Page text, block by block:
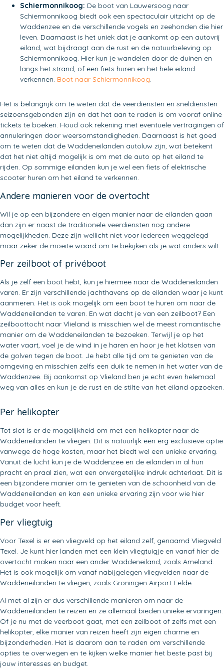
Schiermonnikoog: De boot van Lauwersoog naar
Schiermonnikoog biedt ook een spectaculair uitzicht op de
Waddenzee en de verschillende vogels en zeehonden die hier
leven. Daarnaast is het uniek dat je aankomt op een autovrij
eiland, wat bijdraagt aan de rust en de natuurbeleving op
Schiermonnikoog. Hier kun je wandelen door de duinen en
langs het strand, of een fiets huren en het hele eiland
verkennen. Boot naar Schiermonnikoog.
Het is belangrijk om te weten dat de veerdiensten en sneldiensten
seizoensgebonden zijn en dat het aan te raden is om vooraf online
tickets te boeken. Houd ook rekening met eventuele vertragingen of
annuleringen door weersomstandigheden. Daarnaast is het goed
om te weten dat de Waddeneilanden autoluw zijn, wat betekent
dat het niet altijd mogelijk is om met de auto op het eiland te
rijden. Op sommige eilanden kun je wel een fiets of elektrische
scooter huren om het eiland te verkennen.
Andere manieren voor de overtocht
Wil je op een bijzondere en eigen manier naar de eilanden gaan
dan zijn er naast de traditionele veerdiensten nog andere
mogelijkheden. Deze zijn wellicht niet voor iedereen weggelegd
maar zeker de moeite waard om te bekijken als je wat anders wilt.
Per zeilboot of privéboot
Als je zelf een boot hebt, kun je hiermee naar de Waddeneilanden
varen. Er zijn verschillende jachthavens op de eilanden waar je kunt
aanmeren. Het is ook mogelijk om een boot te huren om naar de
Waddeneilanden te varen. En wat dacht je van een zeilboot? Een
zeilboottocht naar Vlieland is misschien wel de meest romantische
manier om de Waddeneilanden te bezoeken. Terwijl je op het
water vaart, voel je de wind in je haren en hoor je het klotsen van
de golven tegen de boot. Je hebt alle tijd om te genieten van de
omgeving en misschien zelfs een duik te nemen in het water van de
Waddenzee. Bij aankomst op Vlieland ben je echt even helemaal
weg van alles en kun je de rust en de stilte van het eiland opzoeken.
Per helikopter
Tot slot is er de mogelijkheid om met een helikopter naar de
Waddeneilanden te vliegen. Dit is natuurlijk een erg exclusieve optie
vanwege de hoge kosten, maar het biedt wel een unieke ervaring.
Vanuit de lucht kun je de Waddenzee en de eilanden in al hun
pracht en praal zien, wat een onvergetelijke indruk achterlaat. Dit is
een bijzondere manier om te genieten van de schoonheid van de
Waddeneilanden en kan een unieke ervaring zijn voor wie hier
budget voor heeft.
Per vliegtuig
Voor Texel is er een vliegveld op het eiland zelf, genaamd Vliegveld
Texel. Je kunt hier landen met een klein vliegtuigje en vanaf hier de
overtocht maken naar een ander Waddeneiland, zoals Ameland.
Het is ook mogelijk om vanaf nabijgelegen vliegvelden naar de
Waddeneilanden te vliegen, zoals Groningen Airport Eelde.
Al met al zijn er dus verschillende manieren om naar de
Waddeneilanden te reizen en ze allemaal bieden unieke ervaringen.
Of je nu met de veerboot gaat, met een zeilboot of zelfs met een
helikopter, elke manier van reizen heeft zijn eigen charme en
bijzonderheden. Het is daarom aan te raden om verschillende
opties te overwegen en te kijken welke manier het beste past bij
jouw interesses en budget.